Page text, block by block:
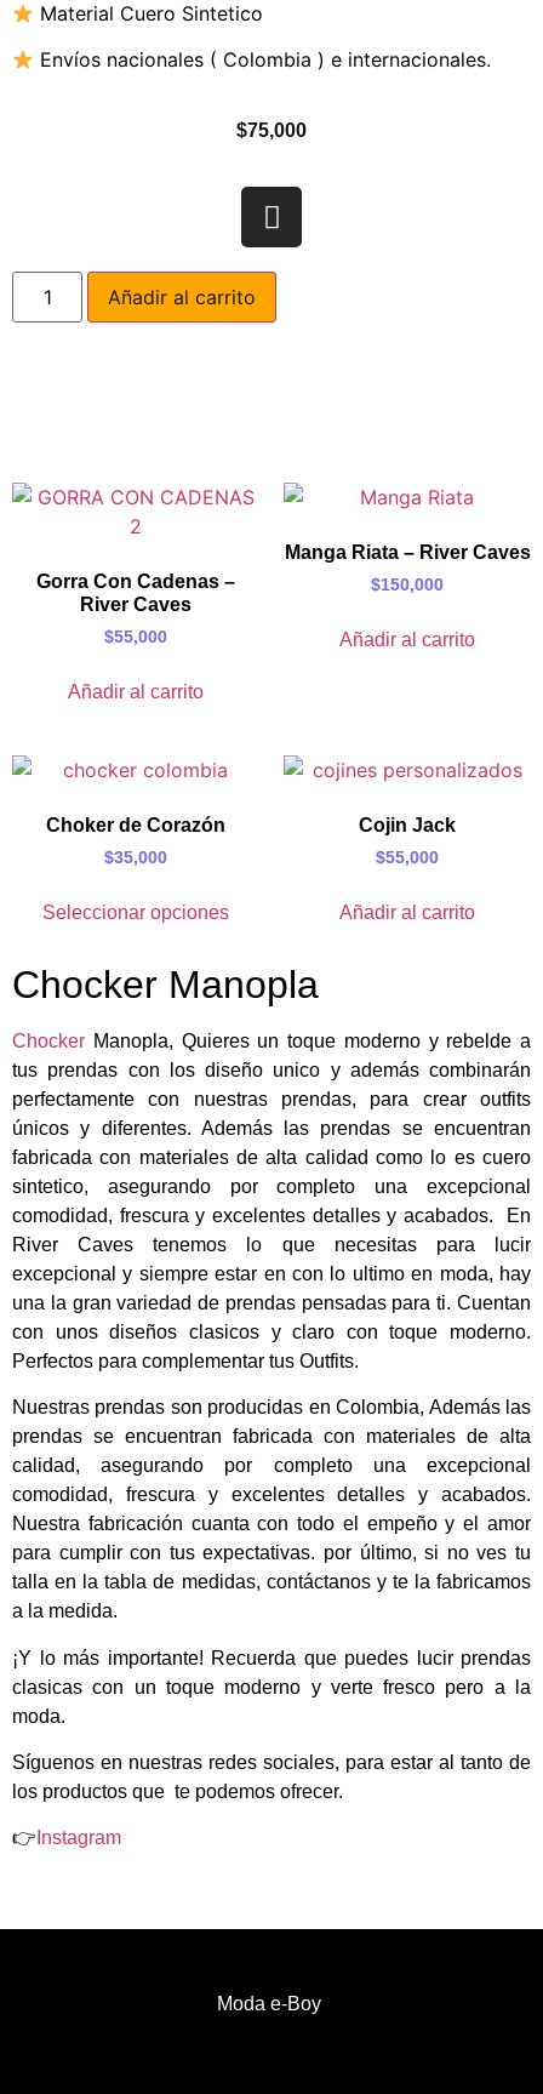
Material Cuero Sintetico
Envíos nacionales ( Colombia ) e internacionales.
$75,000
Añadir al carrito
Gorra Con Cadenas –
River Caves
$55,000
Añadir al carrito
Manga Riata – River Caves
$150,000
Añadir al carrito
Choker de Corazón
$35,000
Seleccionar opciones
Cojin Jack
$55,000
Añadir al carrito
Chocker Manopla
Chocker Manopla, Quieres un toque moderno y rebelde a
tus prendas con los diseño unico y además combinarán
perfectamente con nuestras prendas, para crear outfits
únicos y diferentes. Además las prendas se encuentran
fabricada con materiales de alta calidad como lo es cuero
sintetico, asegurando por completo una excepcional
comodidad, frescura y excelentes detalles y acabados. En
River Caves tenemos lo que necesitas para lucir
excepcional y siempre estar en con lo ultimo en moda, hay
una la gran variedad de prendas pensadas para ti. Cuentan
con unos diseños clasicos y claro con toque moderno.
Perfectos para complementar tus Outfits.
Nuestras prendas son producidas en Colombia, Además las
prendas se encuentran fabricada con materiales de alta
calidad, asegurando por completo una excepcional
comodidad, frescura y excelentes detalles y acabados.
Nuestra fabricación cuanta con todo el empeño y el amor
para cumplir con tus expectativas. por último, si no ves tu
talla en la tabla de medidas, contáctanos y te la fabricamos
a la medida.
¡Y lo más importante! Recuerda que puedes lucir prendas
clasicas con un toque moderno y verte fresco pero a la
moda.
Síguenos en nuestras redes sociales, para estar al tanto de
los productos que te podemos ofrecer.
👉 Instagram
Moda e-Boy